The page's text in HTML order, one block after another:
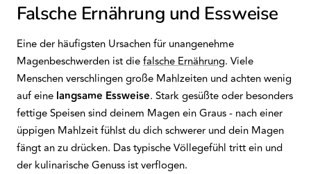
Falsche Ernährung und Essweise
Eine der häufigsten Ursachen für unangenehme
Magenbeschwerden ist diefalsche Ernährung. Viele
Menschen verschlingen große Mahlzeiten und achten wenig
auf eine langsame Essweise. Stark gesüßte oder besonders
fettige Speisen sind deinem Magen ein Graus - nach einer
üppigen Mahlzeit fühlst du dich schwerer und dein Magen
fängt an zu drücken. Das typische Völlegefühl tritt ein und
der kulinarische Genuss ist verflogen.